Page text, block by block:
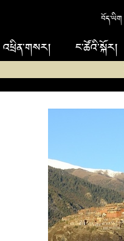
བོད་ཡིག
འཕྲིན་གསར། ང་ཚོའི་སྐོར།